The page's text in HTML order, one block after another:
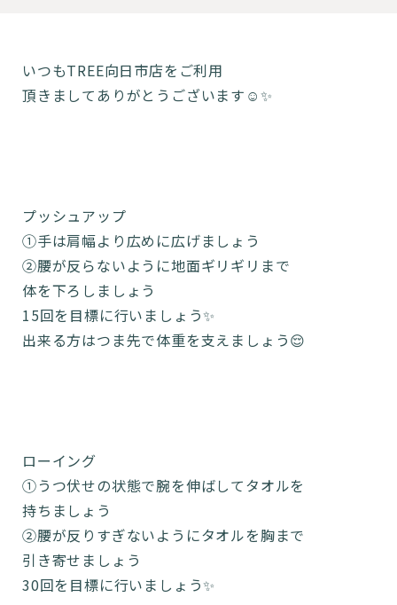
いつもTREE向日市店をご利用
頂きましてありがとうございます☺️✨
プッシュアップ
①手は肩幅より広めに広げましょう
②腰が反らないように地面ギリギリまで
体を下ろしましょう
15回を目標に行いましょう✨
出来る方はつま先で体重を支えましょう😌
ローイング
①うつ伏せの状態で腕を伸ばしてタオルを
持ちましょう
②腰が反りすぎないようにタオルを胸まで
引き寄せましょう
30回を目標に行いましょう✨